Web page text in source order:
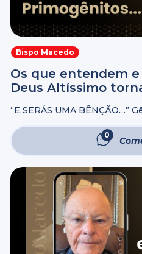
Bispo Macedo
Os que entendem
Deus Altíssimo
Primogênitos…
“E SERÁS UMA BÊNÇÃO…”
CONHECER QUE EU SOU O
Beneficência, Juízo e Justiça
0